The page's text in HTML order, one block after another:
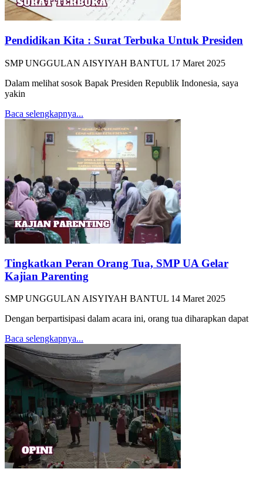
Pendidikan Kita : Surat Terbuka Untuk Presiden
SMP UNGGULAN AISYIYAH BANTUL 17 Maret 2025
Dalam melihat sosok Bapak Presiden Republik Indonesia, saya
yakin
Baca selengkapnya...
Tingkatkan Peran Orang Tua, SMP UA Gelar
Kajian Parenting
SMP UNGGULAN AISYIYAH BANTUL 14 Maret 2025
Dengan berpartisipasi dalam acara ini, orang tua diharapkan dapat
Baca selengkapnya...